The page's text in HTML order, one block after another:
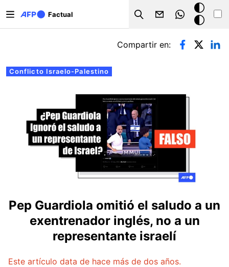
Factual
Search
Modo
oscuro
Solapas principales
Conflicto Israelo-Palestino
Compartir en:
Pep Guardiola omitió el saludo a un
exentrenador inglés, no a un
representante israelí
Este artículo data de hace más de dos años.